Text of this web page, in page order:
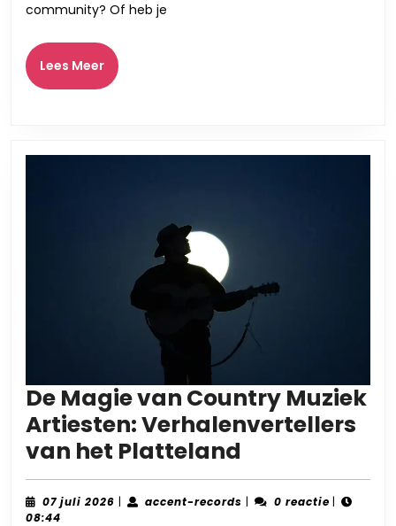
Merchandise
Shop
community? Of heb je
Lees MeerLees
Meer
De Magie van Country Muziek
Artiesten: Verhalenvertellers
van het Platteland
Magie
van
07 juli 2026 07
| accent-records accent-
| 0 reactie |
08:44